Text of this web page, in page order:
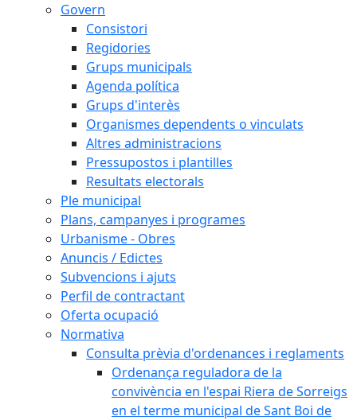
Govern
Consistori
Regidories
Grups municipals
Agenda política
Grups d'interès
Organismes dependents o vinculats
Altres administracions
Pressupostos i plantilles
Resultats electorals
Ple municipal
Plans, campanyes i programes
Urbanisme - Obres
Anuncis / Edictes
Subvencions i ajuts
Perfil de contractant
Oferta ocupació
Normativa
Consulta prèvia d'ordenances i reglaments
Ordenança reguladora de la
convivència en l'espai Riera de Sorreigs
en el terme municipal de Sant Boi de